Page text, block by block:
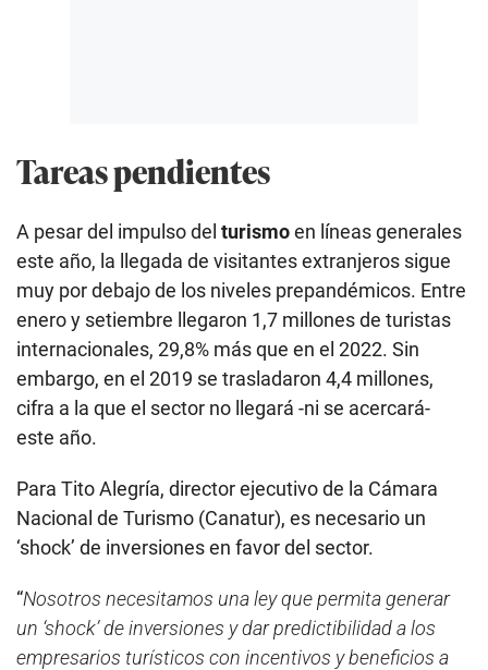
Tareas pendientes
A pesar del impulso del turismoen líneas generales
este año, la llegada de visitantes extranjeros sigue
muy por debajo de los niveles prepandémicos. Entre
enero y setiembre llegaron 1,7 millones de turistas
internacionales, 29,8% más que en el 2022. Sin
embargo, en el 2019 se trasladaron 4,4 millones,
cifra a la que el sector no llegará -ni se acercará-
este año.
Para Tito Alegría, director ejecutivo de la Cámara
Nacional de Turismo (Canatur), es necesario un
‘shock’ de inversiones en favor del sector.
“Nosotros necesitamos una ley que permita generar
un ‘shock’ de inversiones y dar predictibilidad a los
empresarios turísticos con incentivos y beneficios a